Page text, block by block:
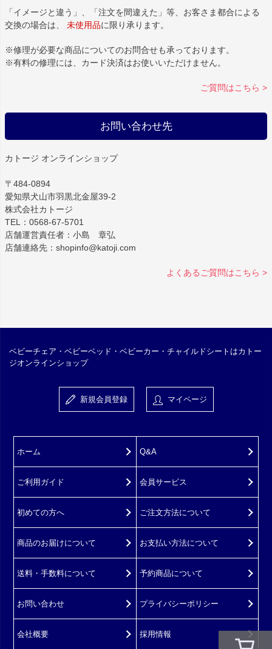
「イメージと違う」、「注文を間違えた」等、お客さま都合による
交換の場合は、 未使用品に限り承ります。
※修理が必要な商品についてのお問合せも承っております。
※有料の修理には、カード決済はお使いいただけません。
ご質問はこちら >
お問い合わせ先
カトージ オンラインショップ
〒484-0894
愛知県犬山市羽黒北金屋39-2
株式会社カトージ
TEL：0568-67-5701
店舗運営責任者：小島 章弘
店舗連絡先：shopinfo@katoji.com
よくあるご質問はこちら >
ベビーチェア・ベビーベッド・ベビーカー・チャイルドシートはカトー
ジオンラインショップ
新規会員登録 マイページ
ホーム
ご利用ガイド
初めての方へ
Q&A
会員サービス
ご注文方法について
商品のお届けについて お支払い方法について
送料・手数料について 予約商品について
お問い合わせ プライバシーポリシー
会社概要 採用情報